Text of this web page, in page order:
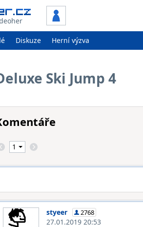
Diskuze Herní výzva
Ski Jump 4
styeer 2768
27.01.2019 20:53